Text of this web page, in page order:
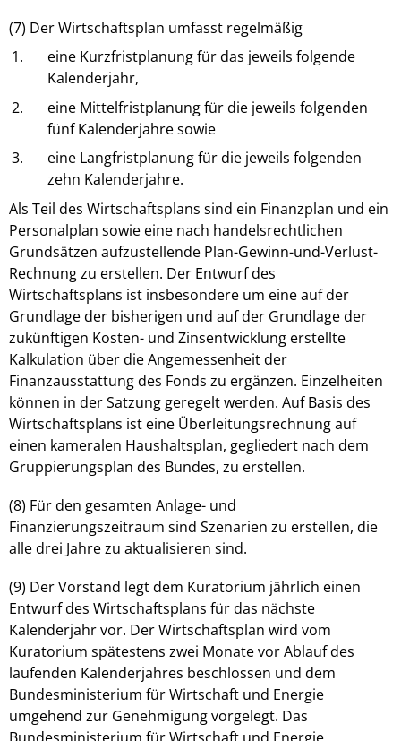
(7) Der Wirtschaftsplan umfasst regelmäßig
1.
eine Kurzfristplanung für das jeweils folgende
Kalenderjahr,
2.
eine Mittelfristplanung für die jeweils folgenden
fünf Kalenderjahre sowie
3.
eine Langfristplanung für die jeweils folgenden
zehn Kalenderjahre.
Als Teil des Wirtschaftsplans sind ein Finanzplan und ein
Personalplan sowie eine nach handelsrechtlichen
Grundsätzen aufzustellende Plan-Gewinn-und-Verlust-
Rechnung zu erstellen. Der Entwurf des
Wirtschaftsplans ist insbesondere um eine auf der
Grundlage der bisherigen und auf der Grundlage der
zukünftigen Kosten- und Zinsentwicklung erstellte
Kalkulation über die Angemessenheit der
Finanzausstattung des Fonds zu ergänzen. Einzelheiten
können in der Satzung geregelt werden. Auf Basis des
Wirtschaftsplans ist eine Überleitungsrechnung auf
einen kameralen Haushaltsplan, gegliedert nach dem
Gruppierungsplan des Bundes, zu erstellen.
(8) Für den gesamten Anlage- und
Finanzierungszeitraum sind Szenarien zu erstellen, die
alle drei Jahre zu aktualisieren sind.
(9) Der Vorstand legt dem Kuratorium jährlich einen
Entwurf des Wirtschaftsplans für das nächste
Kalenderjahr vor. Der Wirtschaftsplan wird vom
Kuratorium spätestens zwei Monate vor Ablauf des
laufenden Kalenderjahres beschlossen und dem
Bundesministerium für Wirtschaft und Energie
umgehend zur Genehmigung vorgelegt. Das